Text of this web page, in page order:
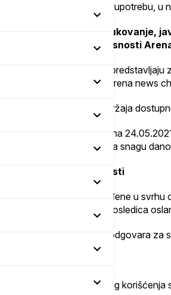
i isključivo koristiti za ličnu upotrebu,
umnožavanje, reprodukovanje,
ili pisane saglasnosti
kao i svi delovi sadržaja
korišćenja istih na Arena news
bilo kog dela sadržaja
stupaju na snagu dana
korišćenja stupa na snagu
od odgovornosti
našem sajtu su predviđene u
koja može nastupiti kao posledica
d.o.o. Beograd ne odgovara za
bezbednog i neometanog